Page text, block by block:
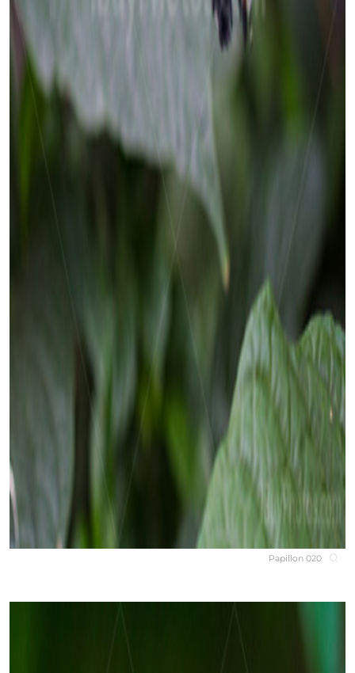
Papillon 020